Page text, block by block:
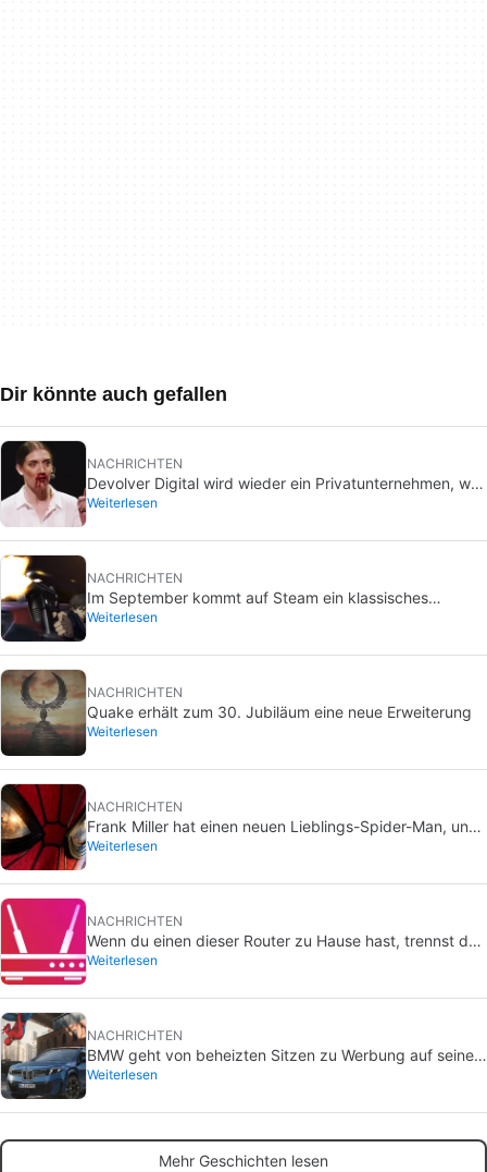
Dir könnte auch gefallen
NACHRICHTEN
Devolver Digital wird wieder ein Privatunternehmen, weil
das Schaffen von Wert für Investoren sie umbringen
Weiterlesen
NACHRICHTEN
Im September kommt auf Steam ein klassisches
Videospiel, das du bisher nur auf DVD kaufen konntest
Weiterlesen
NACHRICHTEN
Quake erhält zum 30. Jubiläum eine neue Erweiterung
Weiterlesen
NACHRICHTEN
Frank Miller hat einen neuen Lieblings-Spider-Man, und
es ist der aus Brand New Day
Weiterlesen
NACHRICHTEN
Wenn du einen dieser Router zu Hause hast, trennst du
ihn am besten sofort vom Netz.
Weiterlesen
NACHRICHTEN
BMW geht von beheizten Sitzen zu Werbung auf seinen
Bildschirmen über: Was ist mit Spider-Man los?
Weiterlesen
Mehr Geschichten lesen